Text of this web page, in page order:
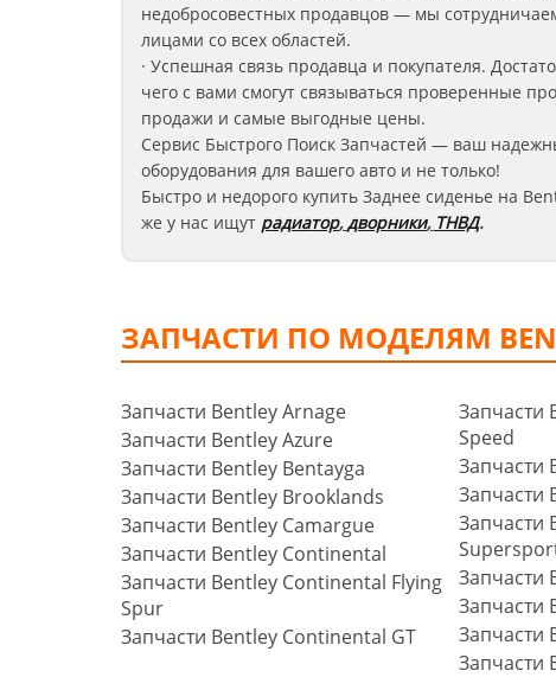
недобросовестных продавцов — мы
лицами со всех областей.
· Успешная связь продавца и покупателя.
чего с вами смогут связываться проверенные
продажи и самые выгодные цены.
Сервис Быстрого Поиск Запчастей — ваш
оборудования для вашего авто и не только!
Быстро и недорого купить Заднее сиденье на
же у нас ищут радиатор,дворники, ТНВД.
ЗАПЧАСТИ ПО МОДЕЛЯМ
Запчасти Bentley Arnage
Запчасти Bentley Azure
Запчасти Bentley Bentayga
Запчасти Bentley Brooklands
Запчасти Bentley Camargue
Запчасти Bentley Continental
Запчасти Bentley Continental Flying
Spur
Запчасти Bentley Continental GT
Запчасти
Speed
Запчасти
Запчасти
Запчасти
Запчасти
Запчасти
Запчасти
Запчасти